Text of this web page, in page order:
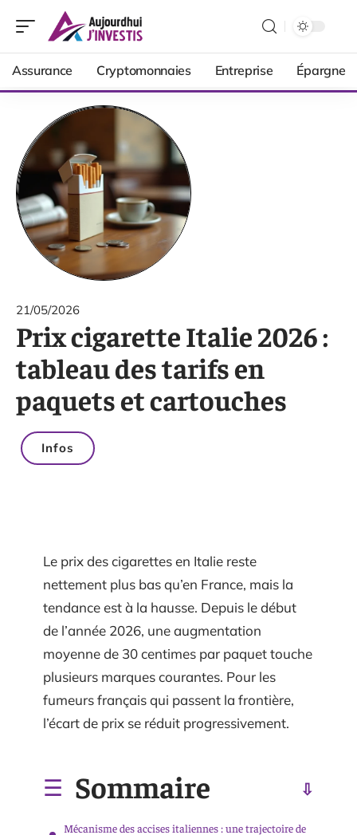
Assurance Cryptomonnaies Entreprise Épargne
21/05/2026
Prix cigarette Italie 2026 :
tableau des tarifs en
paquets et cartouches
Infos
Le prix des cigarettes en Italie reste
nettement plus bas qu’en France, mais la
tendance est à la hausse. Depuis le début
de l’année 2026, une augmentation
moyenne de 30 centimes par paquet touche
plusieurs marques courantes. Pour les
fumeurs français qui passent la frontière,
l’écart de prix se réduit progressivement.
Sommaire
Mécanisme des accises italiennes : une trajectoire de